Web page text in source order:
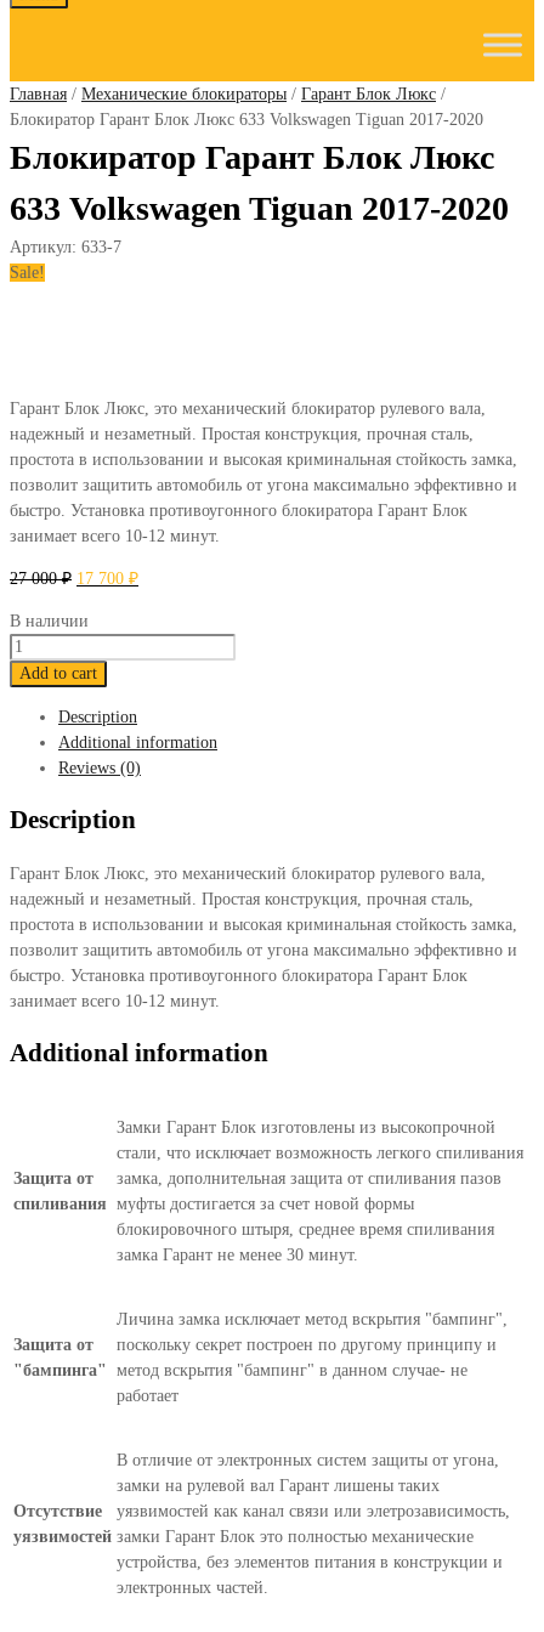
Главная / Механические блокираторы / Гарант Блок Люкс /
Блокиратор Гарант Блок Люкс 633 Volkswagen Tiguan 2017-2020
Блокиратор Гарант Блок Люкс
633 Volkswagen Tiguan 2017-2020
Артикул: 633-7
Sale!
Гарант Блок Люкс, это механический блокиратор рулевого вала,
надежный и незаметный. Простая конструкция, прочная сталь,
простота в использовании и высокая криминальная стойкость замка,
позволит защитить автомобиль от угона максимально эффективно и
быстро. Установка противоугонного блокиратора Гарант Блок
занимает всего 10-12 минут.
27 000₽ 17 700 ₽
В наличии
Блокиратор
Гарант
Люкс
Volkswagen
2017-
quantity
Add to cart
Description
Additional information
Reviews (0)
Description
Гарант Блок Люкс, это механический блокиратор рулевого вала,
надежный и незаметный. Простая конструкция, прочная сталь,
простота в использовании и высокая криминальная стойкость замка,
позволит защитить автомобиль от угона максимально эффективно и
быстро. Установка противоугонного блокиратора Гарант Блок
занимает всего 10-12 минут.
Additional information
Защита от
спиливания
Замки Гарант Блок изготовлены из высокопрочной
стали, что исключает возможность легкого спиливания
замка, дополнительная защита от спиливания пазов
муфты достигается за счет новой формы
блокировочного штыря, среднее время спиливания
замка Гарант не менее 30 минут.
Защита от
"бампинга"
Личина замка исключает метод вскрытия "бампинг",
поскольку секрет построен по другому принципу и
метод вскрытия "бампинг" в данном случае- не
работает
Отсутствие
уязвимостей
В отличие от электронных систем защиты от угона,
замки на рулевой вал Гарант лишены таких
уязвимостей как канал связи или элетрозависимость,
замки Гарант Блок это полностью механические
устройства, без элементов питания в конструкции и
электронных частей.